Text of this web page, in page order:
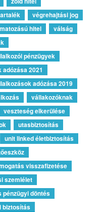
végrehajtási jog
hitel
válság
pénzügyek
2021
adózása 2019
vállakozóknak
veszteség elkerülése
utasbiztosítás
unit linked életbiztosítás
visszafizetése
szemlélet
pénzügyi döntés
biztosítás